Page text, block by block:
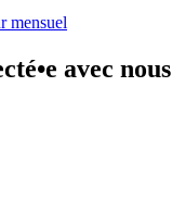
mensuel
avec nous